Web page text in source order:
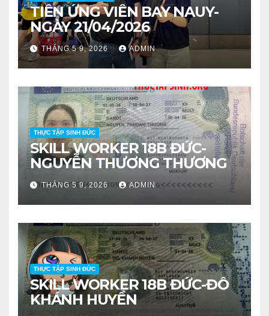
TIỄN ỨNG VIÊN BAY NAUY-
NGÀY 21/04/2026
THÁNG 5 9, 2026 ADMIN
THỰC TẬP SINH ĐỨC
SKILL WORKER 18B ĐỨC-
NGUYỄN THƯƠNG THƯƠNG
THÁNG 5 9, 2026 ADMIN
THỰC TẬP SINH ĐỨC
SKILL WORKER 18B ĐỨC-ĐỖ
KHÁNH HUYỀN